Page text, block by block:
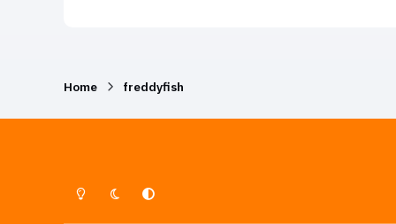
Home freddyfish
Lichte ModusDonkere ModusSysteemvoorkeur